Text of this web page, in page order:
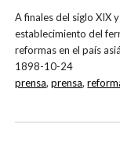
A finales del siglo XIX
establecimiento del
reformas en el país
1898-10-24
prensa,prensa,